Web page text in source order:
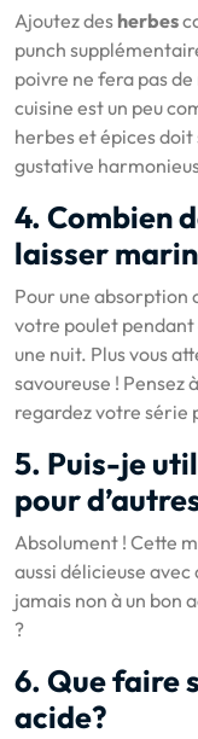
Ajoutez des herbes
punch
poivre ne fera pas
cuisine est un peu
herbes et épices
gustative
4. Combien
laisser
Pour une absorption
votre poulet pendant
une nuit. Plus vous
savoureuse !
regardez votre série
5. Puis-je
pour
Absolument ! Cette
aussi délicieuse avec
jamais non à un bon
?
6. Que faire
acide?